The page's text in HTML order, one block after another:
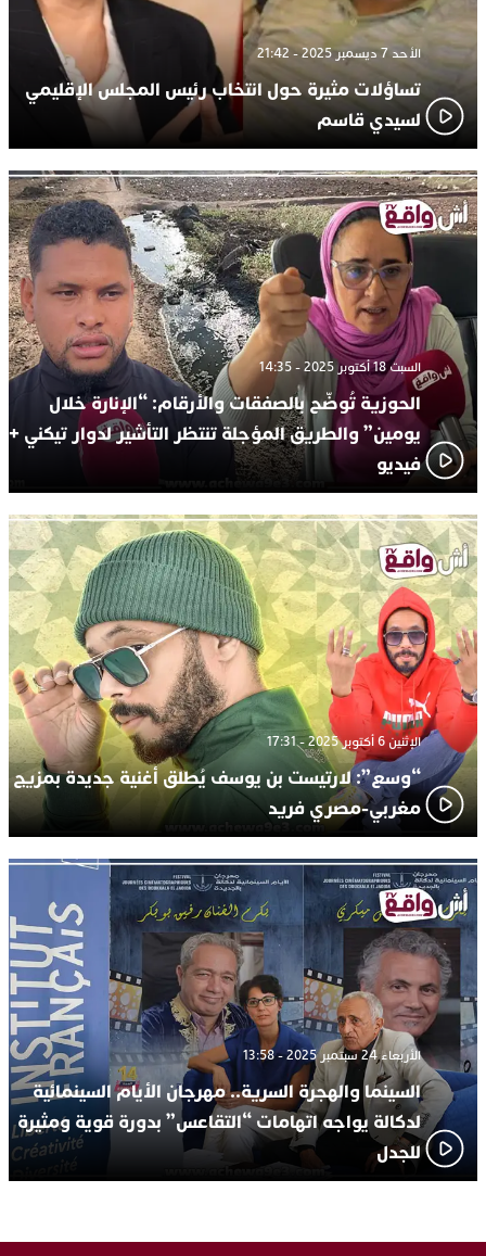
الأحد 7 ديسمبر 2025 - 21:42
تساؤلات مثيرة حول انتخاب رئيس المجلس الإقليمي
لسيدي قاسم
السبت 18 أكتوبر 2025 - 14:35
الحوزية تُوضّح بالصفقات والأرقام: “الإنارة خلال
يومين” والطريق المؤجلة تنتظر التأشير لدوار تيكني +
فيديو
الإثنين 6 أكتوبر 2025 - 17:31
“وسع”: لارتيست بن يوسف يُطلق أغنية جديدة بمزيج
مغربي-مصري فريد
الأربعاء 24 سبتمبر 2025 - 13:58
السينما والهجرة السرية.. مهرجان الأيام السينمائية
لدكالة يواجه اتهامات “التقاعس” بدورة قوية ومثيرة
للجدل